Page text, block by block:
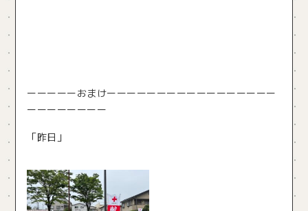
ーーーーーおまけーーーーーーーーーーーーーーーーー
ーーーーーーーー
「昨日」